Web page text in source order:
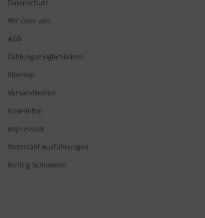
Datenschutz
Wir über uns
AGB
Zahlungsmöglichkeiten
Sitemap
Versandkosten
Newsletter
Impressum
Wetzstahl Ausführungen
Richtig Schneiden